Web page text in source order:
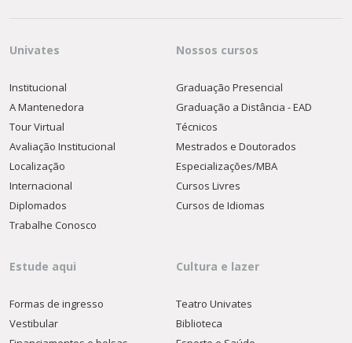
Univates
Institucional
A Mantenedora
Tour Virtual
Avaliação Institucional
Localização
Internacional
Diplomados
Trabalhe Conosco
Nossos cursos
Graduação Presencial
Graduação a Distância - EAD
Técnicos
Mestrados e Doutorados
Especializações/MBA
Cursos Livres
Cursos de Idiomas
Estude aqui
Formas de ingresso
Vestibular
Cultura e lazer
Teatro Univates
Biblioteca